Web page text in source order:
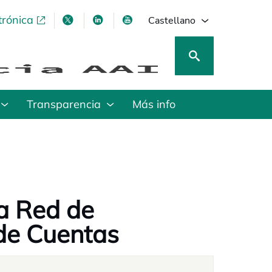
abre en una pestaña nueva
se abre en una pestaña nueva
se abre en una pestaña nueva
se abre en una pestaña
Castellano
Transparencia Más info
Red de
Cuentas